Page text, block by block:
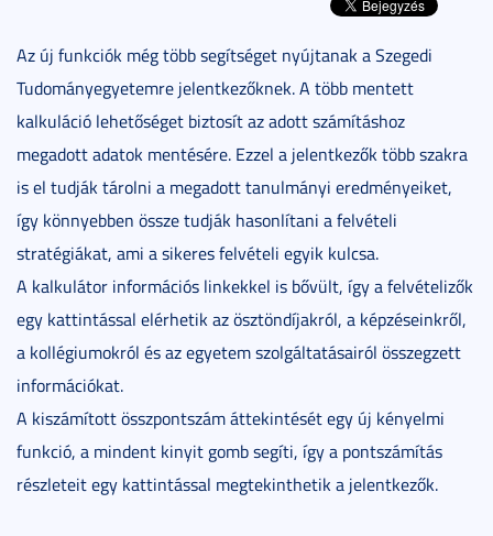
Az új funkciók még több segítséget nyújtanak a Szegedi
Tudományegyetemre jelentkezőknek. A több mentett
kalkuláció lehetőséget biztosít az adott számításhoz
megadott adatok mentésére. Ezzel a jelentkezők több szakra
is el tudják tárolni a megadott tanulmányi eredményeiket,
így könnyebben össze tudják hasonlítani a felvételi
stratégiákat, ami a sikeres felvételi egyik kulcsa.
A kalkulátor információs linkekkel is bővült, így a felvételizők
egy kattintással elérhetik az ösztöndíjakról, a képzéseinkről,
a kollégiumokról és az egyetem szolgáltatásairól összegzett
információkat.
A kiszámított összpontszám áttekintését egy új kényelmi
funkció, a mindent kinyit gomb segíti, így a pontszámítás
részleteit egy kattintással megtekinthetik a jelentkezők.